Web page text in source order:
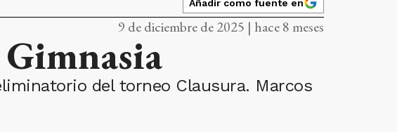
Añadir como fuente en
9 de diciembre de 2025 | hace 8 meses
del torneo Clausura. Marcos